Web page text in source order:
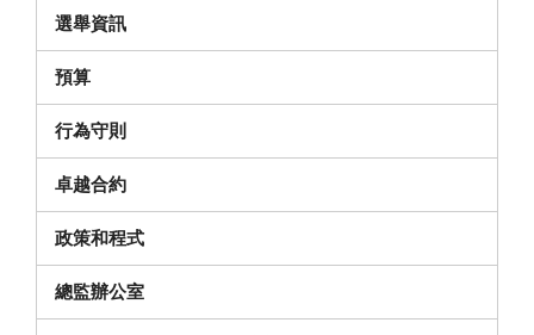
選舉資訊
預算
行為守則（在新視窗中開啟）
卓越合約
政策和程式
總監辦公室